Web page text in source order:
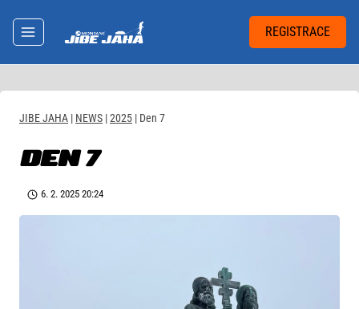
obsah
REGISTRACE
JIBE JAHA | NEWS |2025 | Den 7
DEN 7
6. 2. 2025 20:24